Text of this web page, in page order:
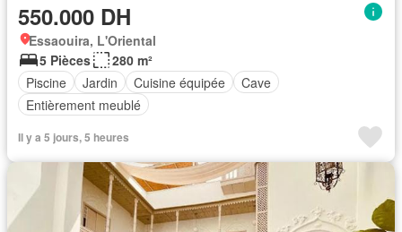
550.000 DH
Essaouira, L'Oriental
5 Pièces
280 m²
Piscine
Jardin Cuisine équipée
Cave
Entièrement meublé
Il y a 5 jours, 5 heures